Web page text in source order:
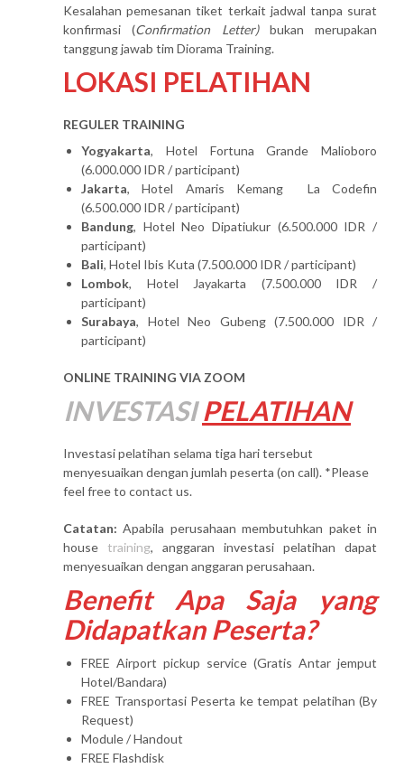
Kesalahan pemesanan tiket terkait jadwal tanpa surat
konfirmasi (Confirmation Letter)bukan merupakan
tanggung jawab tim Diorama Training.
LOKASI PELATIHAN
REGULER TRAINING
Yogyakarta, Hotel Fortuna Grande Malioboro
(6.000.000 IDR / participant)
Jakarta, Hotel Amaris Kemang La Codefin
(6.500.000 IDR / participant)
Bandung, Hotel Neo Dipatiukur (6.500.000 IDR /
participant)
Bali, Hotel Ibis Kuta (7.500.000 IDR / participant)
Lombok, Hotel Jayakarta (7.500.000 IDR /
participant)
Surabaya, Hotel Neo Gubeng (7.500.000 IDR /
participant)
ONLINE TRAINING VIA ZOOM
INVESTASI PELATIHAN
Investasi pelatihan selama tiga hari tersebut
menyesuaikan dengan jumlah peserta (on call). *Please
feel free to contact us.
Catatan: Apabila perusahaan membutuhkan paket in
house training, anggaran investasi pelatihan dapat
menyesuaikan dengan anggaran perusahaan.
Benefit Apa Saja yang
Didapatkan Peserta?
FREE Airport pickup service (Gratis Antar jemput
Hotel/Bandara)
FREE Transportasi Peserta ke tempat pelatihan (By
Request)
Module / Handout
FREE Flashdisk